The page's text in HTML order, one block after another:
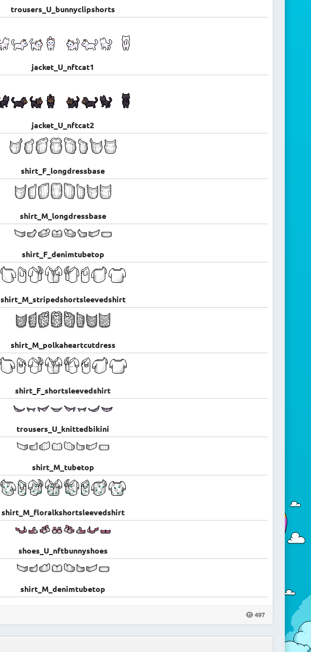
trousers_U_bunnyclipshorts
jacket_U_nftcat1
jacket_U_nftcat2
shirt_F_longdressbase
shirt_M_longdressbase
shirt_F_denimtubetop
shirt_M_stripedshortsleevedshirt
shirt_M_polkaheartcutdress
shirt_F_shortsleevedshirt
trousers_U_knittedbikini
shirt_M_tubetop
shirt_M_floralkshortsleevedshirt
shoes_U_nftbunnyshoes
shirt_M_denimtubetop
497